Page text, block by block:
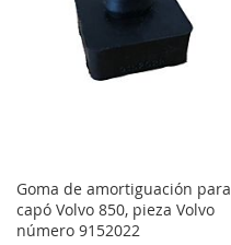
Goma de amortiguación para
capó Volvo 850, pieza Volvo
número 9152022